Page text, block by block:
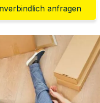
anfragen